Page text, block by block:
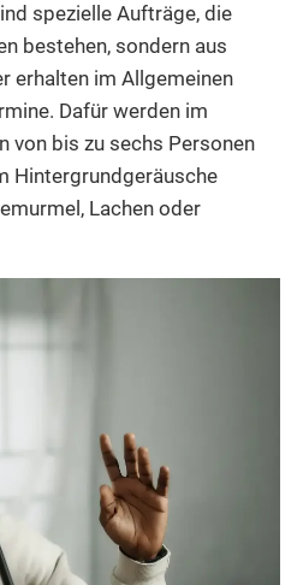
spezielle Aufträge, die
bestehen, sondern aus
erhalten im Allgemeinen
Dafür werden im
von bis zu sechs Personen
Hintergrundgeräusche
Lachen oder